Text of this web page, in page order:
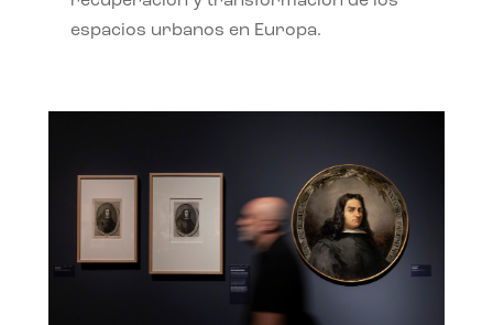
espacios urbanos en Europa.